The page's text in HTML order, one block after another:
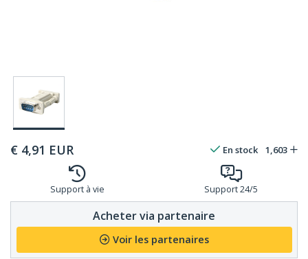
€ 4,91 EUR En stock 1,603
Support à vie Support 24/5
Acheter via partenaire
Voir les partenaires